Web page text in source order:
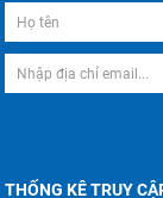
THỐNG KÊ TRUY